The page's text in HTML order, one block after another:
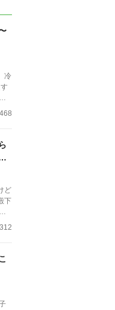
冷
ど
下
な